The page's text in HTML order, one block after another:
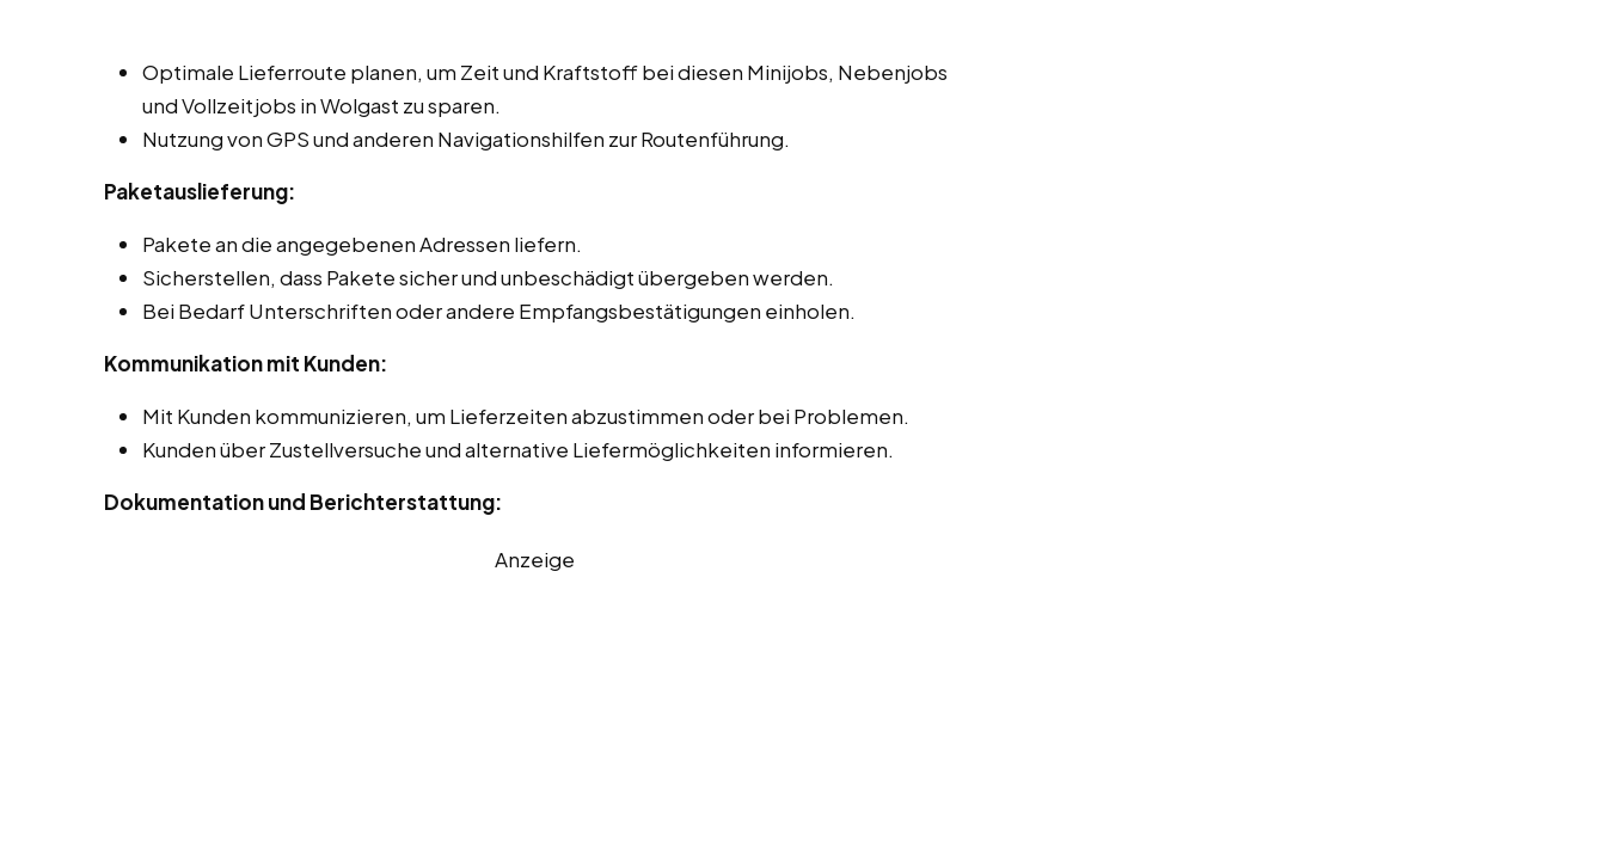
Optimale Lieferroute planen, um Zeit und Kraftstoff bei diesen Minijobs, Nebenjobs
und Vollzeitjobs in Wolgast zu sparen.
Nutzung von GPS und anderen Navigationshilfen zur Routenführung.
Paketauslieferung:
Pakete an die angegebenen Adressen liefern.
Sicherstellen, dass Pakete sicher und unbeschädigt übergeben werden.
Bei Bedarf Unterschriften oder andere Empfangsbestätigungen einholen.
Kommunikation mit Kunden:
Mit Kunden kommunizieren, um Lieferzeiten abzustimmen oder bei Problemen.
Kunden über Zustellversuche und alternative Liefermöglichkeiten informieren.
Dokumentation und Berichterstattung:
Anzeige